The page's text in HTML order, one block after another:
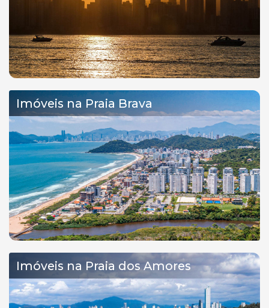
Imóveis na Praia Brava
Imóveis na Praia dos Amores